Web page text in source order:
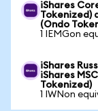
iShares
Tokenized)
(Ondo
1 IEMGon
iShares
iShares
Tokenized)
1 IWNon